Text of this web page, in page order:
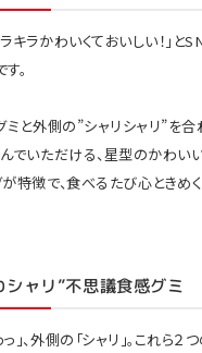
キラかわいくておいしい！」と
。
ミと外側の”シャリシャリ”を合
でいただける、星型のかわい
特徴で、食べるたび心ときめ
ャリ”不思議食感グミ
」、外側の「シャリ」。これら２